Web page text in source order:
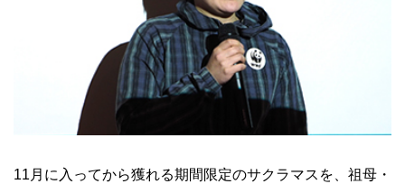
11月に入ってから獲れる期間限定のサクラマスを、祖母・